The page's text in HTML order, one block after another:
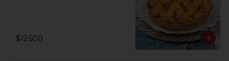
$12.500